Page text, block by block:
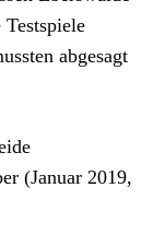
abgesagt
(Januar 2019,